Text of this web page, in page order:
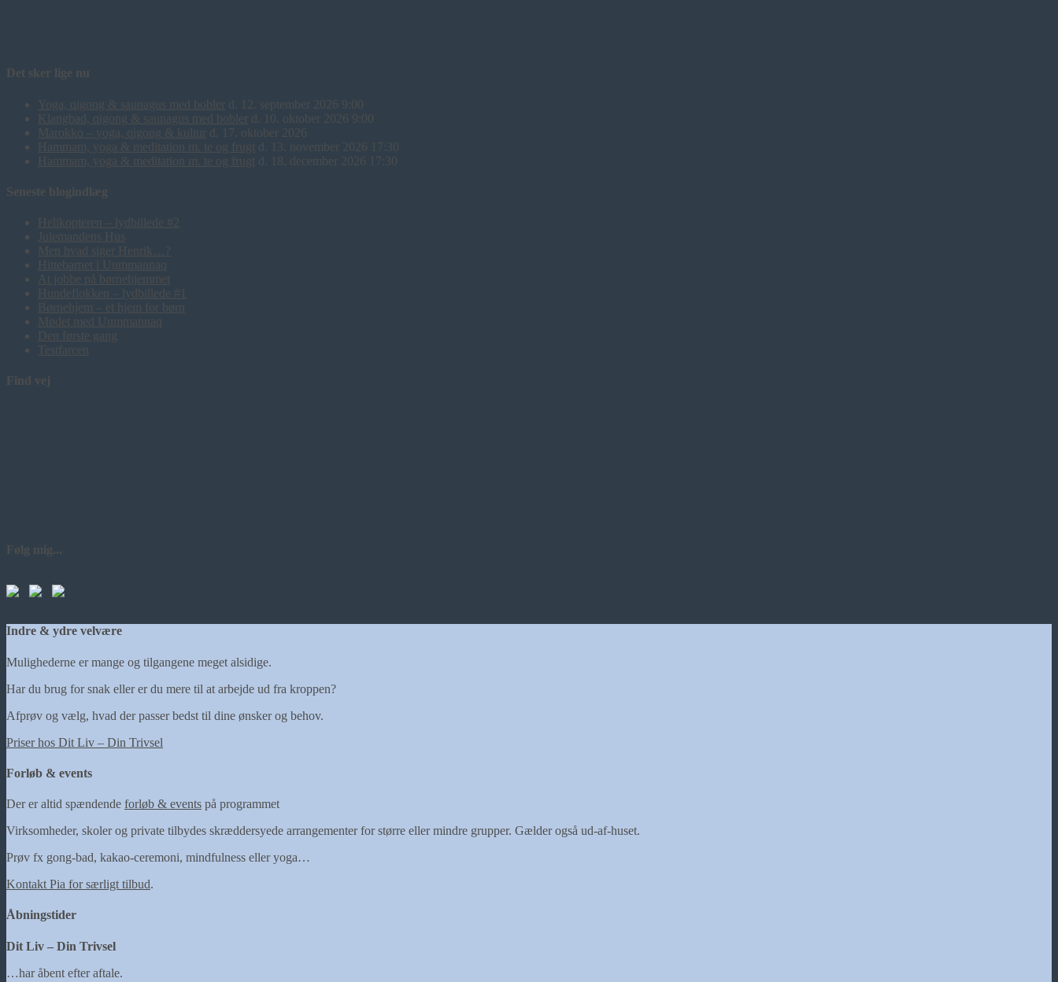
Det sker lige nu
Yoga, qigong & saunagus med bobler d. 12. september 2026 9:00
Klangbad, qigong & saunagus med bobler d. 10. oktober 2026 9:00
Marokko – yoga, qigong & kultur d. 17. oktober 2026
Hammam, yoga & meditation m. te og frugt d. 13. november 2026 17:30
Hammam, yoga & meditation m. te og frugt d. 18. december 2026 17:30
Seneste blogindlæg
Helikopteren – lydbillede #2
Julemandens Hus
Men hvad siger Henrik…?
Hittebarnet i Uummannaq
At jobbe på børnehjemmet
Hundeflokken – lydbillede #1
Børnehjem – et hjem for børn
Mødet med Uummannaq
Den første gang
Testfarcen
Find vej
Følg mig...
Indre & ydre velvære
Mulighederne er mange og tilgangene meget alsidige.
Har du brug for snak eller er du mere til at arbejde ud fra kroppen?
Afprøv og vælg, hvad der passer bedst til dine ønsker og behov.
Priser hos Dit Liv – Din Trivsel
Forløb & events
Der er altid spændende forløb & events på programmet
Virksomheder, skoler og private tilbydes skræddersyede arrangementer for større eller mindre grupper. Gælder også ud-af-huset.
Prøv fx gong-bad, kakao-ceremoni, mindfulness eller yoga…
Kontakt Pia for særligt tilbud.
Åbningstider
Dit Liv – Din Trivsel
…har åbent efter aftale.